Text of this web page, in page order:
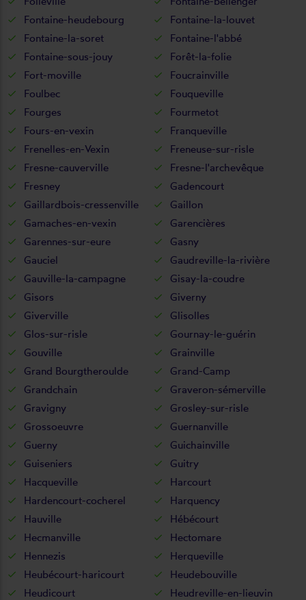
Fontaine-heudebourg
Fontaine-la-louvet
Fontaine-la-soret
Fontaine-l'abbé
Fontaine-sous-jouy
Forêt-la-folie
Fort-moville
Foucrainville
Foulbec
Fouqueville
Fourges
Fourmetot
Fours-en-vexin
Franqueville
Frenelles-en-Vexin
Freneuse-sur-risle
Fresne-cauverville
Fresne-l'archevêque
Fresney
Gadencourt
Gaillardbois-cressenville
Gaillon
Gamaches-en-vexin
Garencières
Garennes-sur-eure
Gasny
Gauciel
Gaudreville-la-rivière
Gauville-la-campagne
Gisay-la-coudre
Gisors
Giverny
Giverville
Glisolles
Glos-sur-risle
Gournay-le-guérin
Gouville
Grainville
Grand Bourgtheroulde
Grand-Camp
Grandchain
Graveron-sémerville
Gravigny
Grosley-sur-risle
Grossoeuvre
Guernanville
Guerny
Guichainville
Guiseniers
Guitry
Hacqueville
Harcourt
Hardencourt-cocherel
Harquency
Hauville
Hébécourt
Hecmanville
Hectomare
Hennezis
Herqueville
Heubécourt-haricourt
Heudebouville
Heudicourt
Heudreville-en-lieuvin